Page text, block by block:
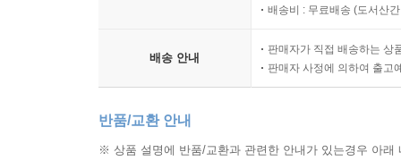
배송비 : 무료배송 (도서산
배송 안내
판매자가 직접 배송하는 상
판매자 사정에 의하여 출고
반품/교환 안내
※ 상품 설명에 반품/교환과 관련한 안내가 있는경우 아